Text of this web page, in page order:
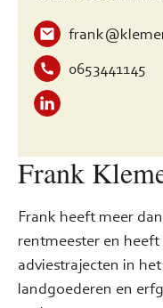
Frank
Frank heeft meer
rentmeester en
adviestrajecten in
landgoederen en
0653441145